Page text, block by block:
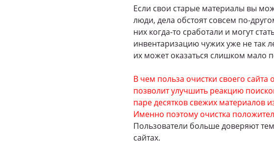
Если свои старые материалы вы
люди, дела обстоят совсем по-
них когда-то сработали и могут
инвентаризацию чужих уже не так
их может оказаться слишком мало
В чем польза очистки своего сайта
позволит улучшить реакцию
паре десятков свежих материалов
Именно поэтому очистка
Пользователи больше доверяют
сайтах.